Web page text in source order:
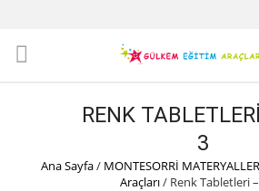
RENK
3
Ana Sayfa/ MONTESORRİ
Araçları/ Renk Tabletleri